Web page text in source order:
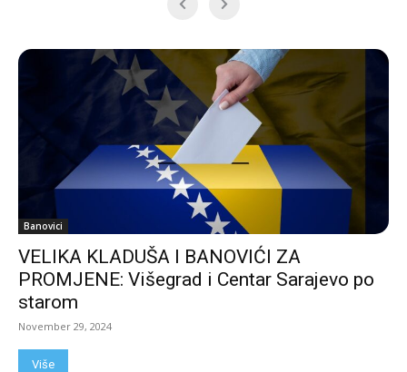
Banovici
VELIKA KLADUŠA I BANOVIĆI ZA
PROMJENE: Višegrad i Centar Sarajevo po
starom
November 29, 2024
Više